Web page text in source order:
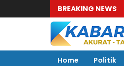
BREAKING NEWS
Home
Politik